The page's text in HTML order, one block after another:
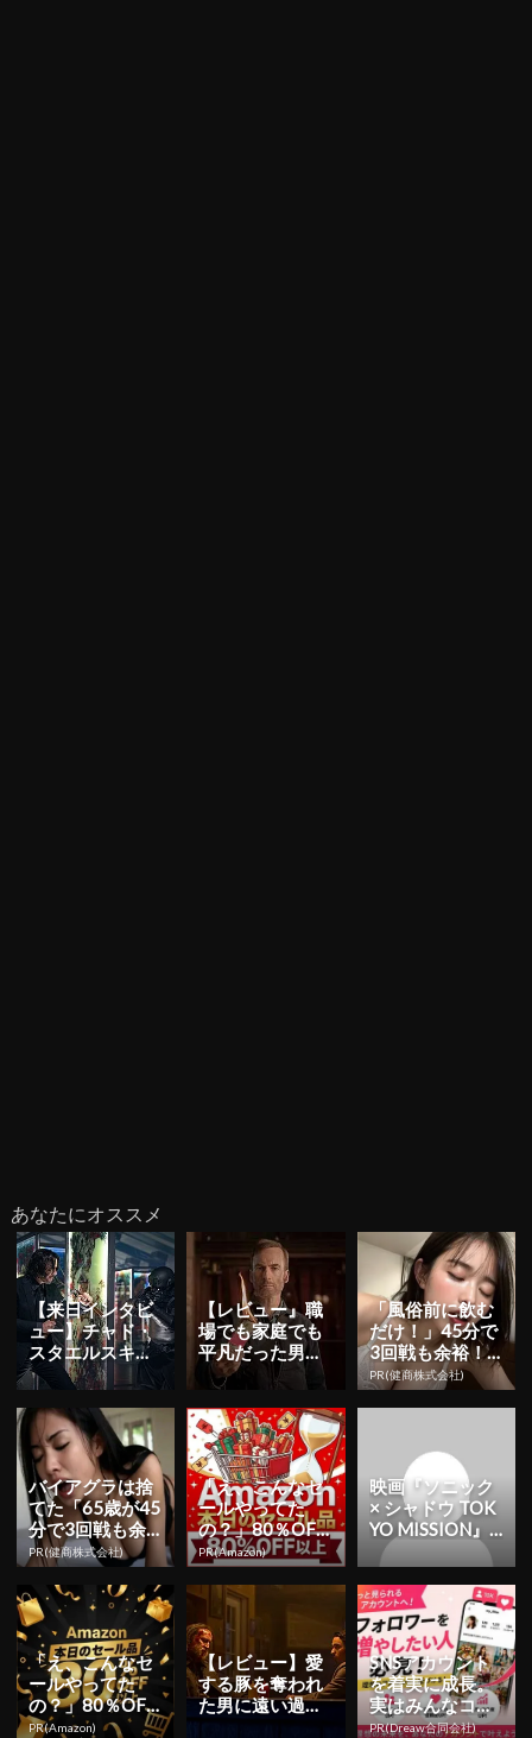
あなたにオススメ
【来日インタビ
ュー】チャド・
スタエルスキ監
督、「キアヌ・
リーブスは生み
の苦しみを...
【レビュー』職
場でも家庭でも
平凡だった男が
ド派手に覚醒す
る―『Mr.ノーバ
ディ』...
「風俗前に飲む
だけ！」45分で
3回戦も余裕！1
日31円で朝まで
絶好調
PR(健商株式会社)
バイアグラは捨
てた「65歳が45
分で3回戦も余
裕」980円で朝
まで絶好調！
PR(健商株式会社)
「え、こんなセ
ールやってた
の？」80％OFF
以上が続々登
場！Amazonの本
気が...
PR(Amazon)
映画『ソニック
× シャドウ TOK
YO MISSION』1
2月27日に日本
公開...
「え、こんなセ
ールやってた
の？」80％OFF
以上が続々登
PR(Amazon)
【レビュー】愛
する豚を奪われ
た男に遠い過去
が忍び寄る―
SNSアカウント
を着実に成長。
実はみんなココ
使ってます。
PR(Dreaw合同会社)